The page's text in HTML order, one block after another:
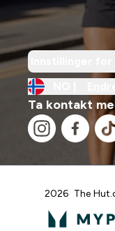
Ta kontakt
2026 The